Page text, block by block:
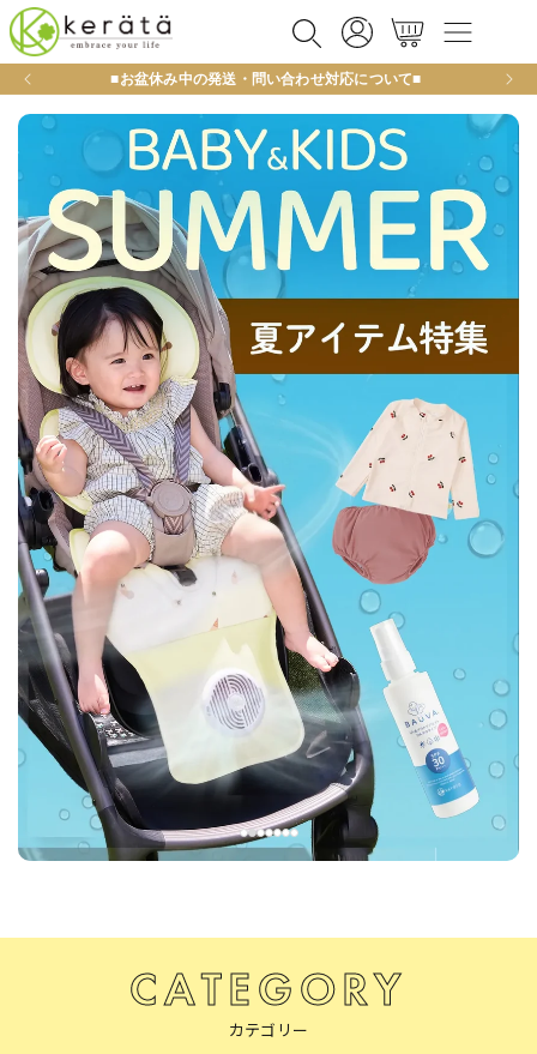
ンツに
進む
グ
イ
ン
ー
ト
■お盆休み中の発送・問い合わせ対応について■ 新
CATEGORY
カテゴリー